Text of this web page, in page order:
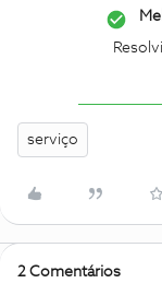
serviço
2 Comentários